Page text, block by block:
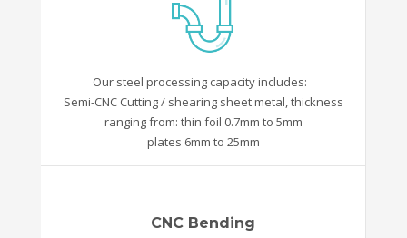
Our steel processing capacity includes:
Semi-CNC Cutting / shearing sheet metal, thickness
ranging from: thin foil 0.7mm to 5mm
plates 6mm to 25mm
CNC Bending